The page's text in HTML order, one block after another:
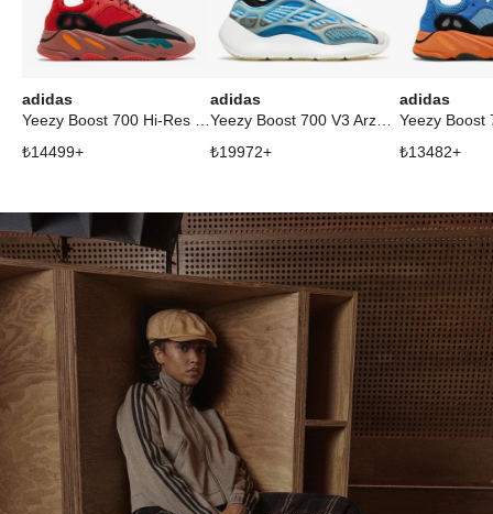
adidas
₺14499+
adidas
₺19972+
adidas
₺13482+